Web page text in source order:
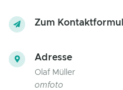
Zum
Adresse
Olaf Müller
omfoto